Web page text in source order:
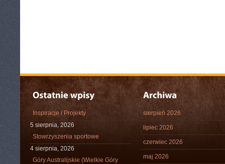
Inspiracje i Projekty
5 sierpnia, 2026
Stowrzyszenia sportowe
4 sierpnia, 2026
Góry Australijskie (Wielkie Góry
sierpień 2026
lipiec 2026
czerwiec 2026
maj 2026